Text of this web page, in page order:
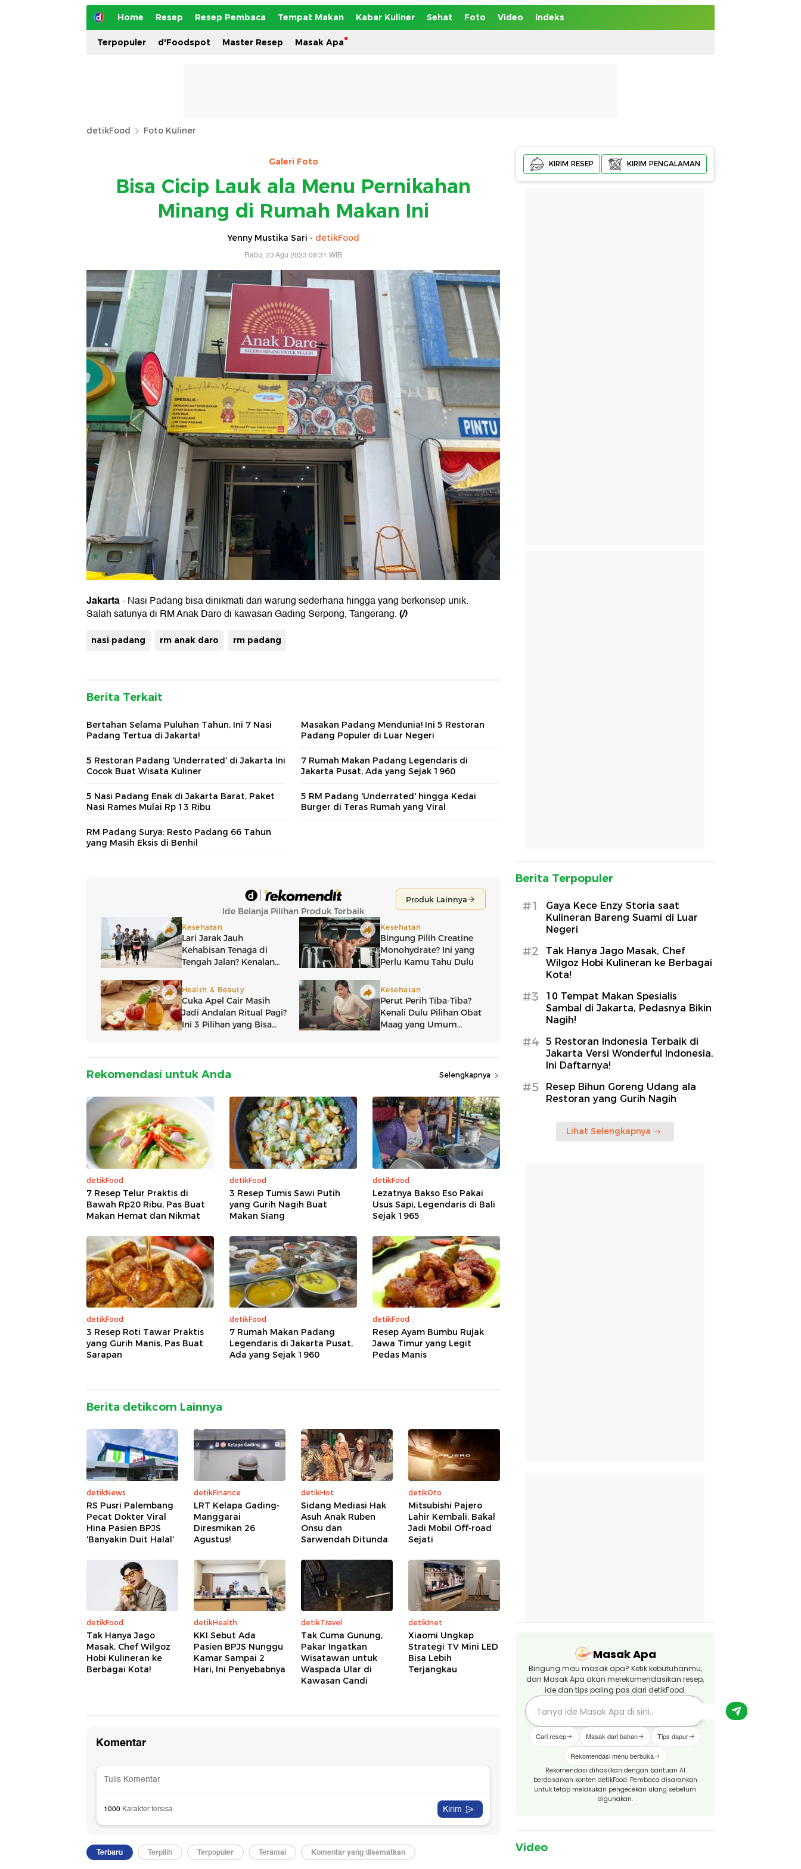
Home Resep Resep Pembaca Tempat Makan Kabar Kuliner Sehat Foto Video Indeks
Terpopuler d'Foodspot Master Resep Masak Apa
detikFood Foto Kuliner
Galeri Foto
Bisa Cicip Lauk ala Menu Pernikahan
Minang di Rumah Makan Ini
Yenny Mustika Sari - detikFood
Rabu, 23 Agu 2023 08:31 WIB
Jakarta- Nasi Padang bisa dinikmati dari warung sederhana hingga yang berkonsep unik.
Salah satunya di RM Anak Daro di kawasan Gading Serpong, Tangerang.(/)
nasi padang rm anak daro rm padang
Berita Terkait
Bertahan Selama Puluhan Tahun, Ini 7 Nasi
Padang Tertua di Jakarta!
Masakan Padang Mendunia! Ini 5 Restoran
Padang Populer di Luar Negeri
5 Restoran Padang 'Underrated' di Jakarta Ini
Cocok Buat Wisata Kuliner
7 Rumah Makan Padang Legendaris di
Jakarta Pusat, Ada yang Sejak 1960
5 Nasi Padang Enak di Jakarta Barat, Paket
Nasi Rames Mulai Rp 13 Ribu
5 RM Padang 'Underrated' hingga Kedai
Burger di Teras Rumah yang Viral
RM Padang Surya: Resto Padang 66 Tahun
yang Masih Eksis di Benhil
Rekomendasi untuk Anda Selengkapnya
detikFood
7 Resep Telur Praktis di
Bawah Rp20 Ribu, Pas Buat
Makan Hemat dan Nikmat
detikFood
3 Resep Tumis Sawi Putih
yang Gurih Nagih Buat
Makan Siang
detikFood
Lezatnya Bakso Eso Pakai
Usus Sapi, Legendaris di Bali
Sejak 1965
detikFood
3 Resep Roti Tawar Praktis
yang Gurih Manis, Pas Buat
Sarapan
detikFood
7 Rumah Makan Padang
Legendaris di Jakarta Pusat,
Ada yang Sejak 1960
detikFood
Resep Ayam Bumbu Rujak
Jawa Timur yang Legit
Pedas Manis
Berita detikcom Lainnya
detikNews
RS Pusri Palembang
Pecat Dokter Viral
Hina Pasien BPJS
'Banyakin Duit Halal'
detikFinance
LRT Kelapa Gading-
Manggarai
Diresmikan 26
Agustus!
detikHot
Sidang Mediasi Hak
Asuh Anak Ruben
Onsu dan
Sarwendah Ditunda
detikOto
Mitsubishi Pajero
Lahir Kembali, Bakal
Jadi Mobil Off-road
Sejati
detikFood
Tak Hanya Jago
Masak, Chef Wilgoz
Hobi Kulineran ke
Berbagai Kota!
detikHealth
KKI Sebut Ada
Pasien BPJS Nunggu
Kamar Sampai 2
Hari, Ini Penyebabnya
detikTravel
Tak Cuma Gunung,
Pakar Ingatkan
Wisatawan untuk
Waspada Ular di
Kawasan Candi
detikInet
Xiaomi Ungkap
Strategi TV Mini LED
Bisa Lebih
Terjangkau
KIRIM RESEP KIRIM PENGALAMAN
Berita Terpopuler
#1
Gaya Kece Enzy Storia saat
Kulineran Bareng Suami di Luar
Negeri
#2
Tak Hanya Jago Masak, Chef
Wilgoz Hobi Kulineran ke Berbagai
Kota!
#3
10 Tempat Makan Spesialis
Sambal di Jakarta, Pedasnya Bikin
Nagih!
#4
5 Restoran Indonesia Terbaik di
Jakarta Versi Wonderful Indonesia,
Ini Daftarnya!
#5
Resep Bihun Goreng Udang ala
Restoran yang Gurih Nagih
Lihat Selengkapnya
Masak Apa
Bingung mau masak apa? Ketik kebutuhanmu,
dan Masak Apa akan merekomendasikan resep,
ide dan tips paling pas dari detikFood.
Cari resep Masak dari bahan Tips dapur
Rekomendasi menu berbuka
Rekomendasi dihasilkan dengan bantuan AI
berdasarkan konten detikFood. Pembaca disarankan
untuk tetap melakukan pengecekan ulang sebelum
digunakan.
Video